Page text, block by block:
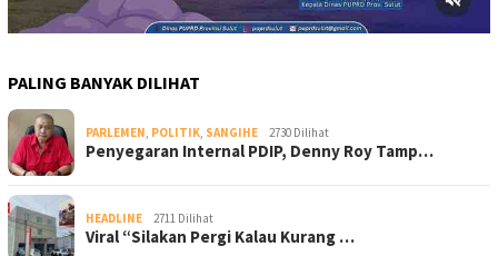
PALING BANYAK DILIHAT
PARLEMEN, POLITIK, SANGIHE 2730 Dilihat
Penyegaran Internal PDIP, Denny Roy Tamp…
HEADLINE 2711 Dilihat
Viral “Silakan Pergi Kalau Kurang …